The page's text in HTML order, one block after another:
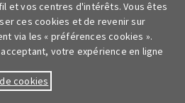
et de sauvetage
et vos centres d'intérêts. Vous êtes
ces cookies et de revenir sur
via les « préférences cookies ».
votre expérience en ligne
cookies